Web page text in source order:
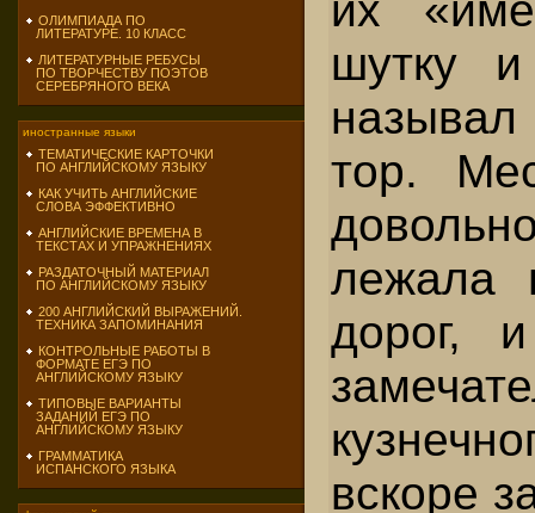
ОЛИМПИАДА ПО
ЛИТЕРАТУРЕ. 10 КЛАСС
ЛИТЕРАТУРНЫЕ РЕБУСЫ
ПО ТВОРЧЕСТВУ ПОЭТОВ
СЕРЕБРЯНОГО ВЕКА
иностранные языки
ТЕМАТИЧЕСКИЕ КАРТОЧКИ
ПО АНГЛИЙСКОМУ ЯЗЫКУ
КАК УЧИТЬ АНГЛИЙСКИЕ
СЛОВА ЭФФЕКТИВНО
АНГЛИЙСКИЕ ВРЕМЕНА В
ТЕКСТАХ И УПРАЖНЕНИЯХ
РАЗДАТОЧНЫЙ МАТЕРИАЛ
ПО АНГЛИЙСКОМУ ЯЗЫКУ
200 АНГЛИЙСКИЙ ВЫРАЖЕНИЙ.
ТЕХНИКА ЗАПОМИНАНИЯ
КОНТРОЛЬНЫЕ РАБОТЫ В
ФОРМАТЕ ЕГЭ ПО
АНГЛИЙСКОМУ ЯЗЫКУ
ТИПОВЫЕ ВАРИАНТЫ
ЗАДАНИЙ ЕГЭ ПО
АНГЛИЙСКОМУ ЯЗЫКУ
ГРАММАТИКА
ИСПАНСКОГО ЯЗЫКА
шутку
тор.
лежала
дорог,
вскоре